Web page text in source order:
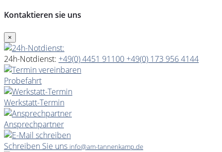
Kontaktieren sie uns
×
24h-Notdienst: +49(0) 4451 91100 +49(0) 173 956 4144
Probefahrt
Werkstatt-Termin
Ansprechpartner
Schreiben Sie uns info@am-tannenkamp.de